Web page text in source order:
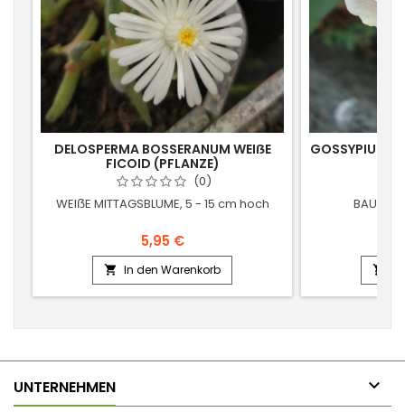
DELOSPERMA BOSSERANUM WEIẞE
FICOID (PFLANZE)
(0)
WEIẞE MITTAGSBLUME, 5 - 15 cm hoch
5,95 €
 In den Warenkorb
GOSSYPIUM

UNTERNEHMEN 